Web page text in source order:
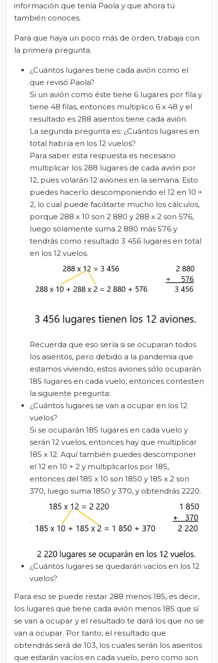
información que tenía Paola y que ahora tú
también conoces.
Para que haya un poco más de orden, trabaja con
la primera pregunta.
¿Cuántos lugares tiene cada avión como el
que revisó Paola?
Si un avión como éste tiene 6 lugares por fila y
tiene 48 filas, entonces multiplico 6 x 48 y el
resultado es 288 asientos tiene cada avión.
La segunda pregunta es: ¿Cuántos lugares en
total habría en los 12 vuelos?
Para saber esta respuesta es necesario
multiplicar los 288 lugares de cada avión por
12, pues volarán 12 aviones en la semana. Esto
puedes hacerlo descomponiendo el 12 en 10 +
2, lo cual puede facilitarte mucho los cálculos,
porque 288 x 10 son 2 880 y 288 x 2 son 576,
luego solamente suma 2 880 más 576 y
tendrás como resultado 3 456 lugares en total
en los 12 vuelos.
Recuerda que eso sería si se ocuparan todos
los asientos, pero debido a la pandemia que
estamos viviendo, estos aviones sólo ocuparán
185 lugares en cada vuelo, entonces contesten
la siguiente pregunta:
¿Cuántos lugares se van a ocupar en los 12
vuelos?
Si se ocuparán 185 lugares en cada vuelo y
serán 12 vuelos, entonces hay que multiplicar
185 x 12. Aquí también puedes descomponer
el 12 en 10 + 2 y multiplicarlos por 185,
entonces del 185 x 10 son 1850 y 185 x 2 son
370, luego suma 1850 y 370, y obtendrás 2220.
¿Cuántos lugares se quedarán vacíos en los 12
vuelos?
Para eso se puede restar 288 menos 185, es decir,
los lugares que tiene cada avión menos 185 que sí
se van a ocupar y el resultado te dará los que no se
van a ocupar. Por tanto, el resultado que
obtendrás será de 103, los cuales serán los asientos
que estarán vacíos en cada vuelo, pero como son